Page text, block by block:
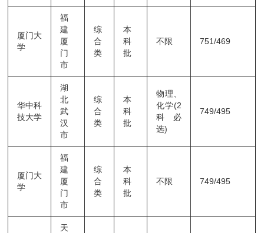
厦门大
学
福
建
厦
门
市
综
合
类
本
科
批
不限 751/469
华中科
技大学
湖
北
武
汉
市
综
合
类
本
科
批
物理、
化学(2
科必
选)
749/495
厦门大
学
福
建
厦
门
市
综
合
类
本
科
批
不限 749/495
天